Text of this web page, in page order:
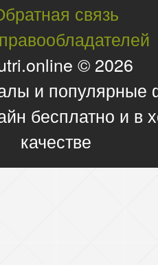
связь
© 2026
и
бесплатно и в
качестве